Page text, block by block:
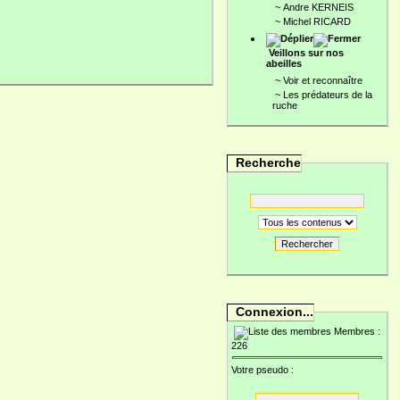
~ Andre KERNEIS
~ Michel RICARD
Veillons sur nos
abeilles
~ Voir et reconnaître
~ Les prédateurs de la
ruche
Recherche
Rechercher
Connexion...
Membres :
226
Votre pseudo :